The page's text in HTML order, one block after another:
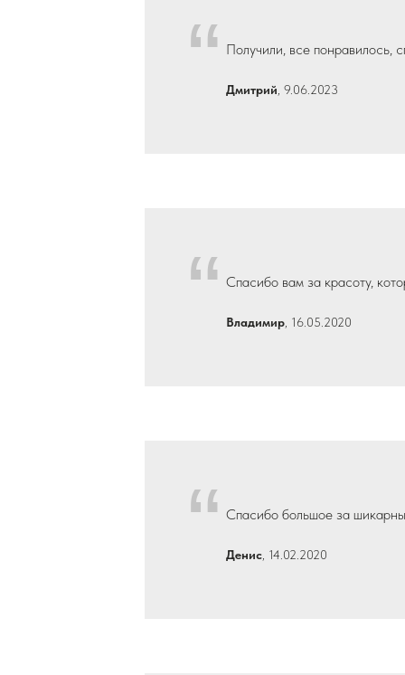
“ Получили, все понравилось,
Дмитрий , 9.06.2023
“ Спасибо вам за красоту,
Владимир , 16.05.2020
“ Спасибо большое за
Денис , 14.02.2020